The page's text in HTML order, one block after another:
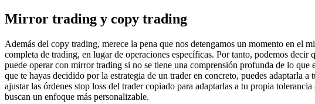
Mirror trading y copy trading
Además del copy trading, merece la pena que nos detengamos un momento en el
completa de trading, en lugar de operaciones específicas. Por tanto, podemos
puede operar con mirror trading si no se tiene una comprensión profunda de lo
que te hayas decidido por la estrategia de un trader en concreto, puedes adaptarla
ajustar las órdenes stop loss del trader copiado para adaptarlas a tu propia tolerancia
buscan un enfoque más personalizable.